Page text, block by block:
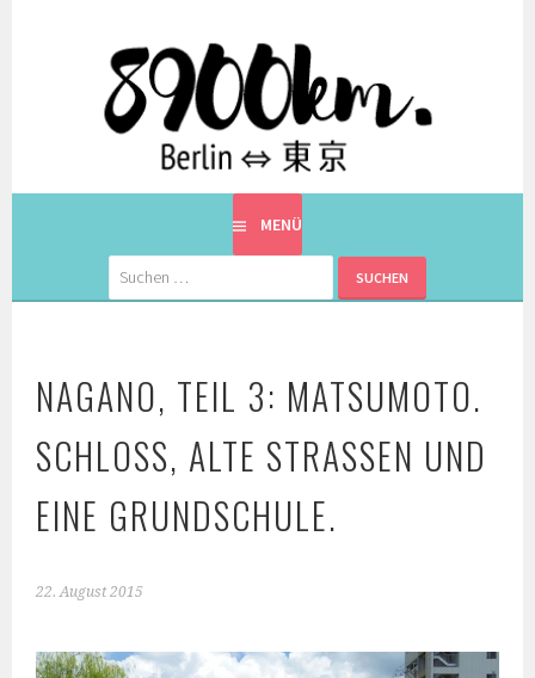
8900KM. BERLIN ⇔ 東京
EINE BERLINERIN IN JAPAN. MIT EINEM JAPANER.
MENÜ
Suchen
nach:
NAGANO, TEIL 3: MATSUMOTO.
SCHLOSS, ALTE STRASSEN UND E
INE GRUNDSCHULE.
22. August 2015